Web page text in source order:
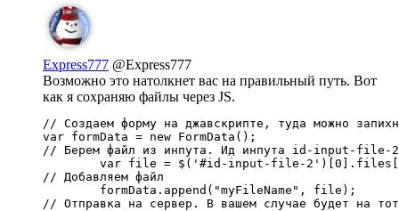
Express777 @Express777
Возможно это натолкнет вас на правильный путь. Вот
как я сохраняю файлы через JS.
// Создаем форму на джавскрипте, туда можно
var formData = new FormData();
// Берем файл из инпута. Ид инпута id-input-file-2.
// Добавляем файл
// Отправка на сервер. В вашем случае будет на